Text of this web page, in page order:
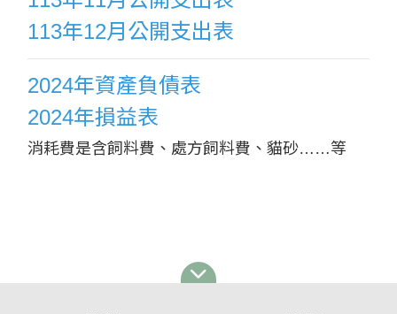
113年12月公開支出表
2024年資產負債表
2024年損益表
消耗費是含飼料費、處方飼料費、貓砂……等